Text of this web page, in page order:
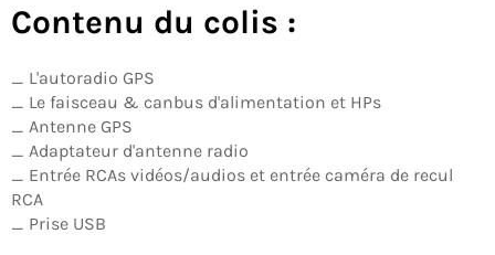
Contenu du colis :
_ L'autoradio GPS
_ Le faisceau & canbus d'alimentation et HPs
_ Antenne GPS
_ Adaptateur d'antenne radio
_ Entrée RCAs vidéos/audios et entrée caméra de recul
RCA
_ Prise USB